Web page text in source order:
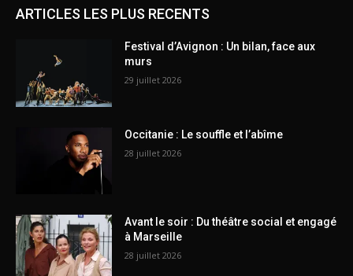
ARTICLES LES PLUS RECENTS
Festival d’Avignon : Un bilan, face aux
murs
29 juillet 2026
Occitanie : Le souffle et l’abîme
28 juillet 2026
Avant le soir : Du théâtre social et engagé
à Marseille
28 juillet 2026